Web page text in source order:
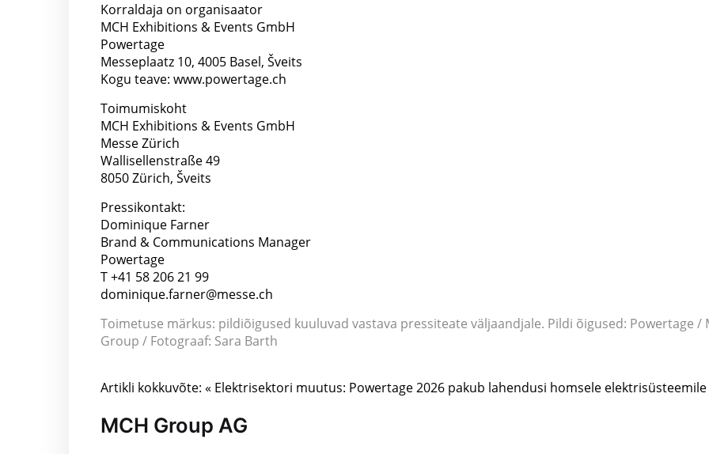
Korraldaja on organisaator
MCH Exhibitions & Events GmbH
Powertage
Messeplaatz 10, 4005 Basel, Šveits
Kogu teave: www.powertage.ch
Toimumiskoht
MCH Exhibitions & Events GmbH
Messe Zürich
Wallisellenstraße 49
8050 Zürich, Šveits
Pressikontakt:
Dominique Farner
Brand & Communications Manager
Powertage
T +41 58 206 21 99
dominique.farner@messe.ch
Toimetuse märkus: pildiõigused kuuluvad vastava pressiteate väljaandjale. Pildi õigused: Powertage /
Group / Fotograaf: Sara Barth
Artikli kokkuvõte: « Elektrisektori muutus: Powertage 2026 pakub lahendusi homsele elektrisüsteemile
MCH Group AG